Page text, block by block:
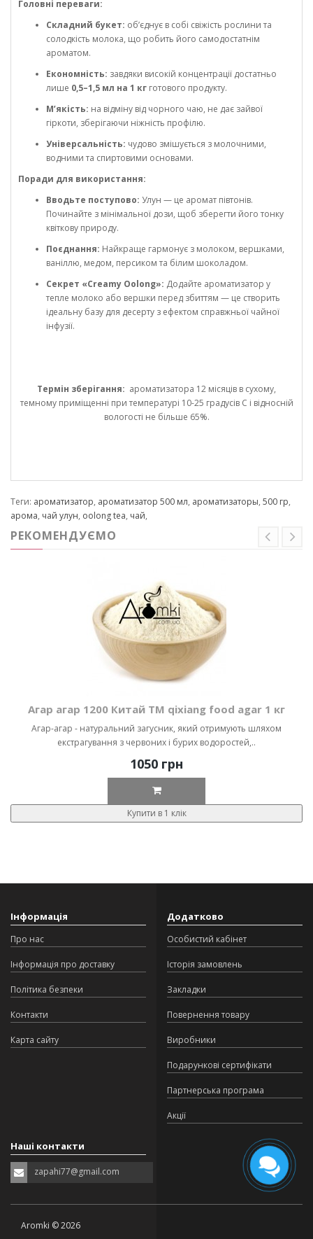
Головні переваги:
Складний букет: об’єднує в собі свіжість рослини та
солодкість молока, що робить його самодостатнім
ароматом.
Економність: завдяки високій концентрації достатньо
лише 0,5–1,5 мл на 1 кг готового продукту.
М’якість: на відміну від чорного чаю, не дає зайвої
гіркоти, зберігаючи ніжність профілю.
Універсальність: чудово змішується з молочними,
водними та спиртовими основами.
Поради для використання:
Вводьте поступово: Улун — це аромат півтонів.
Починайте з мінімальної дози, щоб зберегти його тонку
квіткову природу.
Поєднання: Найкраще гармонує з молоком, вершками,
ваніллю, медом, персиком та білим шоколадом.
Секрет «Creamy Oolong»: Додайте ароматизатор у
тепле молоко або вершки перед збиттям — це створить
ідеальну базу для десерту з ефектом справжньої чайної
інфузії.
Термін зберігання: ароматизатора 12 місяців в сухому,
темному приміщенні при температурі 10-25 градусів С і відносній
вологості не більше 65%.
Теги: ароматизатор, ароматизатор 500 мл, ароматизаторы, 500 гр,
арома, чай улун, oolong tea, чай,
РЕКОМЕНДУЄМО
Агар агар 1200 Китай ТМ qixiang food agar 1 кг
Агар-агар - натуральний загусник, який отримують шляхом
екстрагування з червоних і бурих водоростей,..
1050 грн
Купити в 1 клік
Інформація
Про нас
Інформація про доставку
Політика безпеки
Контакти
Карта сайту
Додатково
Особистий кабінет
Історія замовлень
Закладки
Повернення товару
Виробники
Подарункові сертифікати
Партнерська програма
Акції
Наші контакти
zapahi77@gmail.com
Aromki © 2026